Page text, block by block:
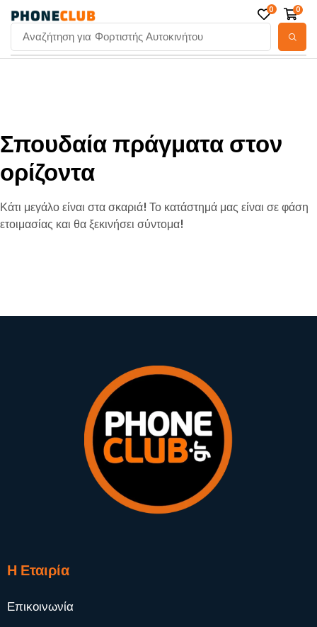
Αναζήτηση για Φορτιστής Αυτοκινήτου
0 0
Σπουδαία πράγματα στον
ορίζοντα
Κάτι μεγάλο είναι στα σκαριά! Το κατάστημά μας είναι σε φάση
ετοιμασίας και θα ξεκινήσει σύντομα!
Η Εταιρία
Επικοινωνία